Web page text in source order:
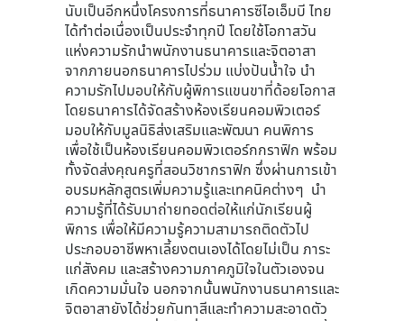
นับเป็นอีกหนึ่งโครงการที่ธนาคารซีไอเอ็มบี ไทย
ได้ทำต่อเนื่องเป็นประจำทุกปี โดยใช้โอกาสวัน
แห่งความรักนำพนักงานธนาคารและจิตอาสา
จากภายนอกธนาคารไปร่วม แบ่งปันน้ำใจ นำ
ความรักไปมอบให้กับผู้พิการแขนขาที่ด้อยโอกาส
โดยธนาคารได้จัดสร้างห้องเรียนคอมพิวเตอร์
มอบให้กับมูลนิธิส่งเสริมและพัฒนา คนพิการ
เพื่อใช้เป็นห้องเรียนคอมพิวเตอร์กกราฟิก พร้อม
ทั้งจัดส่งคุณครูที่สอนวิชากราฟิก ซึ่งผ่านการเข้า
อบรมหลักสูตรเพิ่มความรู้และเทคนิคต่างๆ นำ
ความรู้ที่ได้รับมาถ่ายทอดต่อให้แก่นักเรียนผู้
พิการ เพื่อให้มีความรู้ความสามารถติดตัวไป
ประกอบอาชีพหาเลี้ยงตนเองได้โดยไม่เป็น ภาระ
แก่สังคม และสร้างความภาคภูมิใจในตัวเองจน
เกิดความมั่นใจ นอกจากนั้นพนักงานธนาคารและ
จิตอาสายังได้ช่วยกันทาสีและทำความสะอาดตัว